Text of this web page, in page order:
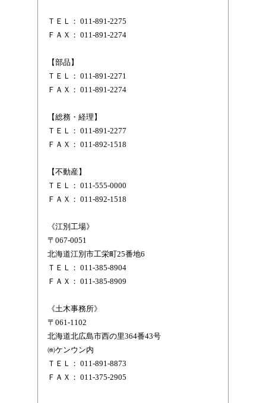
ＴＥＬ： 011-891-2275
ＦＡＸ： 011-891-2274
【部品】
ＴＥＬ： 011-891-2271
ＦＡＸ： 011-891-2274
【総務・経理】
ＴＥＬ： 011-891-2277
ＦＡＸ： 011-892-1518
【不動産】
ＴＥＬ： 011-555-0000
ＦＡＸ： 011-892-1518
《江別工場》
〒067-0051
北海道江別市工栄町25番地6
ＴＥＬ： 011-385-8904
ＦＡＸ： 011-385-8909
《土木事務所》
〒061-1102
北海道北広島市西の里364番43号
㈱ケンウン内
ＴＥＬ： 011-891-8873
ＦＡＸ： 011-375-2905